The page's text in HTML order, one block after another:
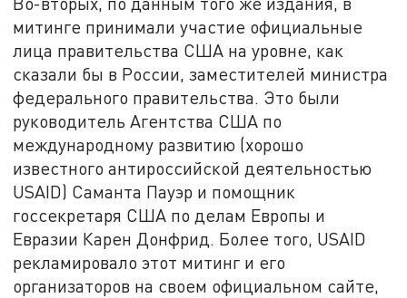
митинге принимали участие официальные
лица правительства США на уровне, как
сказали бы в России, заместителей министра
федерального правительства. Это были
руководитель Агентства США по
международному развитию (хорошо
известного антироссийской деятельностью
USAID) Саманта Пауэр и помощник
госсекретаря США по делам Европы и
Евразии Карен Донфрид. Более того, USAID
рекламировало этот митинг и его
организаторов на своем официальном сайте,